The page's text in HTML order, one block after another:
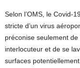
Selon l’OMS, le Covid-
stricte d’un virus
préconise seulement
interlocuteur et de se
surfaces